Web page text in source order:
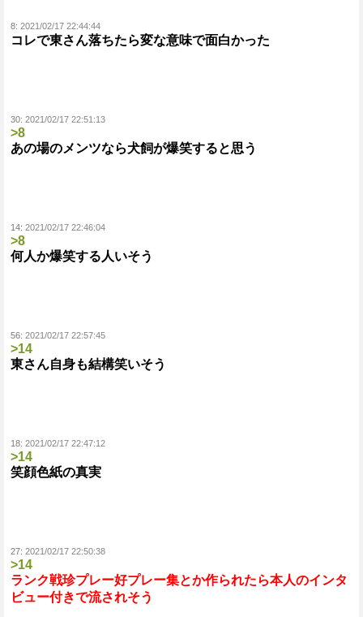
8: 2021/02/17 22:44:44
コレで東さん落ちたら変な意味で面白かった
30: 2021/02/17 22:51:13
>8
あの場のメンツなら犬飼が爆笑すると思う
14: 2021/02/17 22:46:04
>8
何人か爆笑する人いそう
56: 2021/02/17 22:57:45
>14
東さん自身も結構笑いそう
18: 2021/02/17 22:47:12
>14
笑顔色紙の真実
27: 2021/02/17 22:50:38
>14
ランク戦珍プレー好プレー集とか作られたら本人のインタ
ビュー付きで流されそう